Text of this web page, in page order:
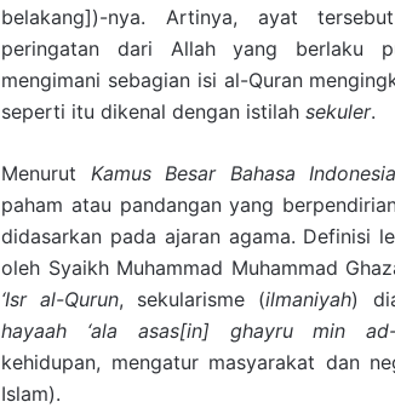
belakang])-nya. Artinya, ayat
peringatan dari Allah yang berlaku
mengimani sebagian isi al-Quran
seperti itu dikenal dengan istilah sekuler.
Menurut Kamus Besar Bahasa Indonesia
paham atau pandangan yang
didasarkan pada ajaran agama. Definisi
oleh Syaikh Muhammad Muhammad
‘Isr al-Qurun, sekularisme (ilmaniyah)
hayaah ‘ala asas[in] ghayru min
kehidupan, mengatur masyarakat dan
Islam).